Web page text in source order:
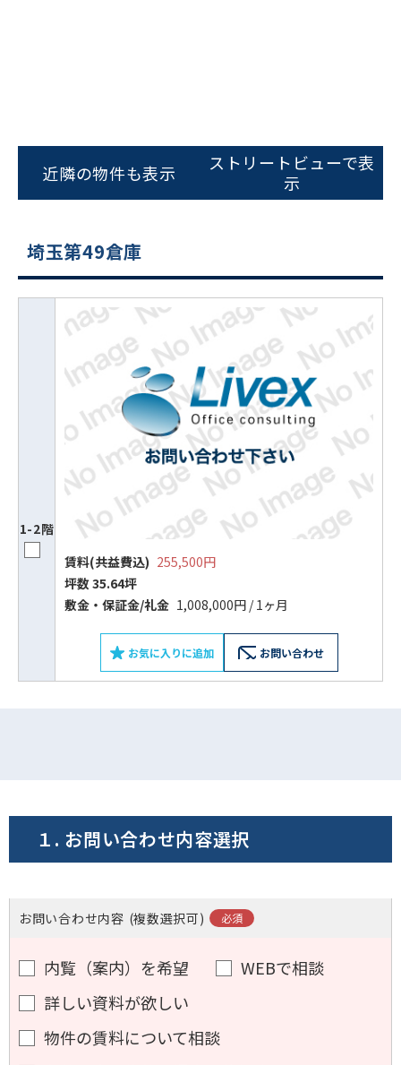
近隣の物件も表示
ストリートビューで表
示
埼玉第49倉庫
1-2階
賃料(共益費込) 255,500円
坪数 35.64坪
敷⾦‧保証⾦/礼⾦ 1,008,000円 / 1ヶ月
お気に入りに追加 お問い合わせ
ビルコード：172272
をお伝えいただくと
スムーズにご案内できます
フォームでお問い合わせ
１. お問い合わせ内容選択
お問い合わせ内容 (複数選択可)
内覧（案内）を希望
WEBで相談
詳しい資料が欲しい
物件の賃料について相談